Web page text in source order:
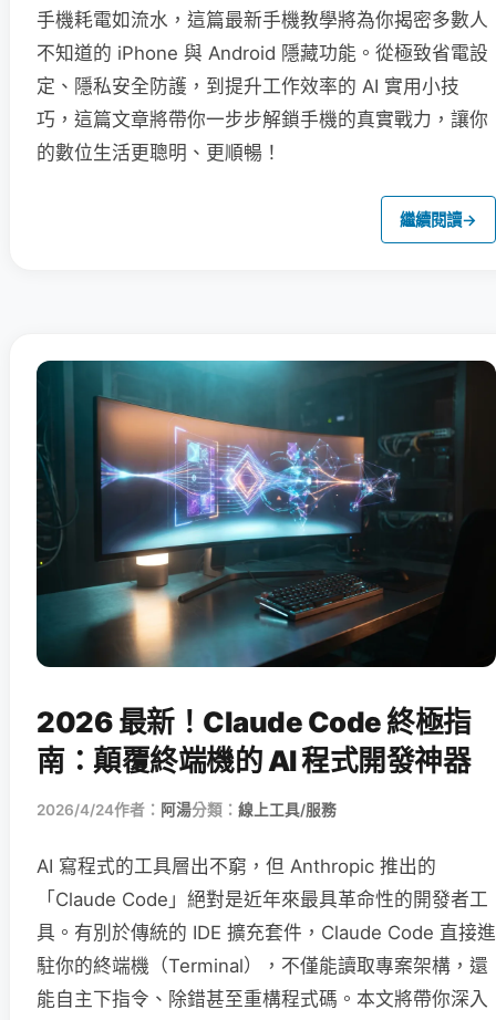
手機耗電如流水，這篇最新手機教學將為你揭密多數人
不知道的 iPhone 與 Android 隱藏功能。從極致省電設
定、隱私安全防護，到提升工作效率的 AI 實用小技
巧，這篇文章將帶你一步步解鎖手機的真實戰力，讓你
的數位生活更聰明、更順暢！
繼續閱讀→
2026 最新！Claude Code 終極指
南：顛覆終端機的 AI 程式開發神器
2026/4/24作者： 阿湯分類： 線上工具/服務
AI 寫程式的工具層出不窮，但 Anthropic 推出的
「Claude Code」絕對是近年來最具革命性的開發者工
具。有別於傳統的 IDE 擴充套件，Claude Code 直接進
駐你的終端機（Terminal），不僅能讀取專案架構，還
能自主下指令、除錯甚至重構程式碼。本文將帶你深入